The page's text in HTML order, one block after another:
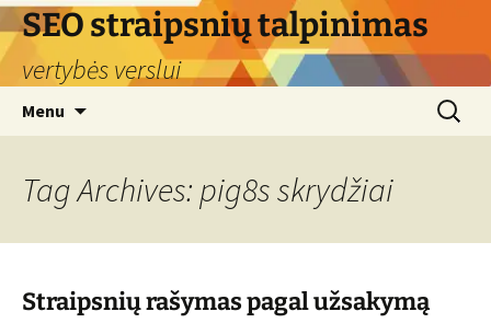
Skip
to
content
SEO straipsnių talpinimas
vertybės verslui
Menu
Search
for:
Tag Archives: pig8s skrydžiai
Straipsnių rašymas pagal užsakymą